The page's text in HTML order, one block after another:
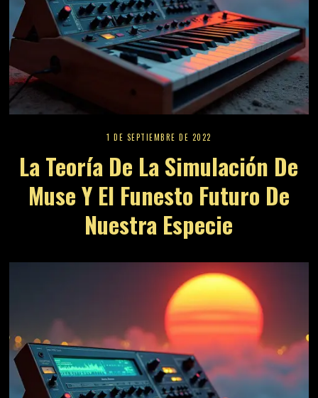
1 DE SEPTIEMBRE DE 2022
La Teoría De La Simulación De
Muse Y El Funesto Futuro De
Nuestra Especie